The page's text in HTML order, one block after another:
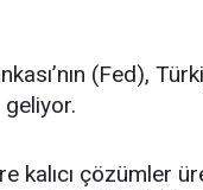
(Fed),
geliyor.
kalıcı çözümler